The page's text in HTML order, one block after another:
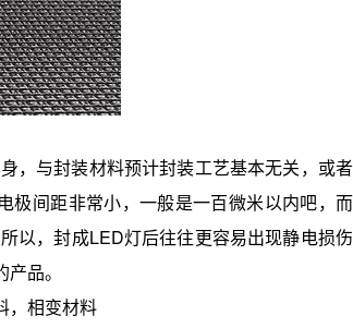
与封装材料预计封装工艺基本无关，或者
极间距非常小，一般是一百微米以内吧，而
以，封成LED灯后往往更容易出现静电损伤
品。
，相变材料